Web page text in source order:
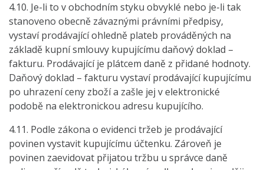
4.10. Je-li to v obchodním styku obvyklé nebo je-li tak
stanoveno obecně závaznými právními předpisy,
vystaví prodávající ohledně plateb prováděných na
základě kupní smlouvy kupujícímu daňový doklad –
fakturu. Prodávající je plátcem daně z přidané hodnoty.
Daňový doklad – fakturu vystaví prodávající kupujícímu
po uhrazení ceny zboží a zašle jej v elektronické
podobě na elektronickou adresu kupujícího.
4.11. Podle zákona o evidenci tržeb je prodávající
povinen vystavit kupujícímu účtenku. Zároveň je
povinen zaevidovat přijatou tržbu u správce daně